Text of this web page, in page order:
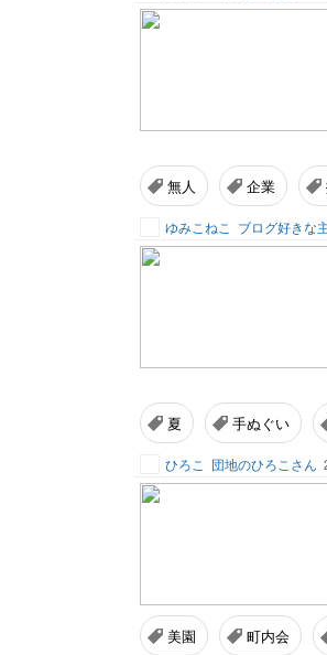
無人 企業
ゆみこねこ ブログ好きな
夏 手ぬぐい
ひろこ 団地のひろこさん
美園 町内会